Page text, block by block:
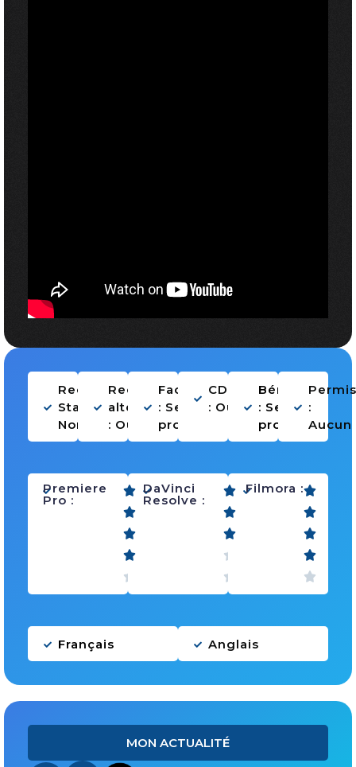
Recherche
Stage :
Non
Recherche
alternance
: Oui
Facturation
: Selon
projet
CDDU
: Oui
Bénévolat
: Selon
projet
Permis
:
Aucun
Premiere
Pro :
DaVinci
Resolve :
Filmora :
Français Anglais
MON ACTUALITÉ